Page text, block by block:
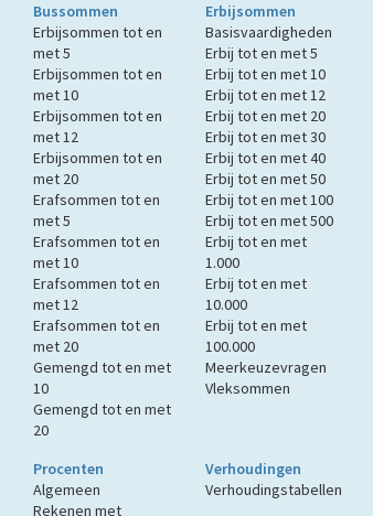
Bussommen
Erbijsommen tot en
met 5
Erbijsommen tot en
met 10
Erbijsommen tot en
met 12
Erbijsommen tot en
met 20
Erafsommen tot en
met 5
Erafsommen tot en
met 10
Erafsommen tot en
met 12
Erafsommen tot en
met 20
Gemengd tot en met
10
Gemengd tot en met
20
Erbijsommen
Basisvaardigheden
Erbij tot en met 5
Erbij tot en met 10
Erbij tot en met 12
Erbij tot en met 20
Erbij tot en met 30
Erbij tot en met 40
Erbij tot en met 50
Erbij tot en met 100
Erbij tot en met 500
Erbij tot en met
1.000
Erbij tot en met
10.000
Erbij tot en met
100.000
Meerkeuzevragen
Vleksommen
Procenten
Algemeen
Rekenen met
Verhoudingen
Verhoudingstabellen